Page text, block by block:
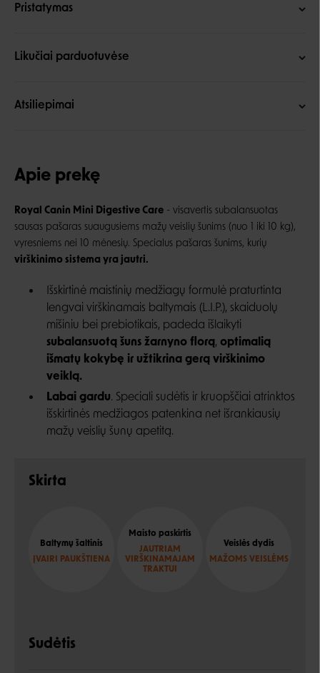
Pristatymas
Likučiai parduotuvėse
Atsiliepimai
Apie prekę
Royal Canin Mini Digestive Care - visavertis subalansuotas
sausas pašaras suaugusiems mažų veislių šunims (nuo 1 iki 10 kg),
vyresniems nei 10 mėnesių. Specialus pašaras šunims, kurių
virškinimo sistema yra jautri.
Išskirtinė maistinių medžiagų formulė praturtinta
lengvai virškinamais baltymais (L.I.P.), skaiduolų
mišiniu bei prebiotikais, padeda išlaikyti
subalansuotą šuns žarnyno florą, optimalią
išmatų kokybę ir užtikrina gerą virškinimo
veiklą.
Labai gardu. Speciali sudėtis ir kruopščiai atrinktos
išskirtinės medžiagos patenkina net išrankiausių
mažų veislių šunų apetitą.
Skirta
Baltymų šaltinis
ĮVAIRI PAUKŠTIENA
Maisto paskirtis
JAUTRIAM
VIRŠKINAMAJAM
TRAKTUI
Veislės dydis
MAŽOMS VEISLĖMS
Sudėtis